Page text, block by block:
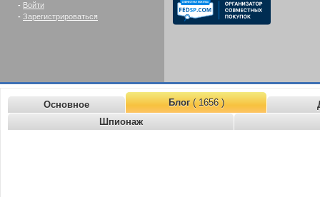
- Войти
- Зарегистрироваться
Основное Блог( 1656 )
Шпионаж